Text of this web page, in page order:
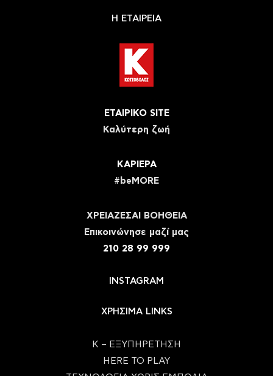
Η ΕΤΑΙΡΕΙΑ
ΕΤΑΙΡΙΚΟ SITE
Καλύτερη ζωή
ΚΑΡΙΕΡΑ
#beMORE
ΧΡΕΙΑΖΕΣΑΙ ΒΟΗΘΕΙΑ
Eπικοινώνησε μαζί μας
210 28 99 999
INSTAGRAM
ΧΡΗΣΙΜΑ LINKS
Κ – ΕΞΥΠΗΡΕΤΗΣΗ
HERE TO PLAY